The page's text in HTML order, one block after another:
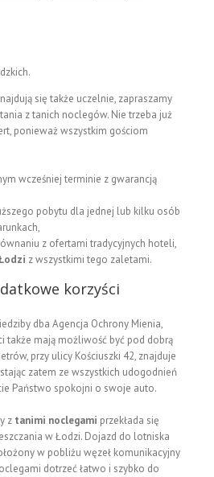
się także uczelnie, zapraszamy
z tanich noclegów. Nie trzeba już
ponieważ wszystkim gościom
wcześniej terminie z gwarancją
pobytu dla jednej lub kilku osób
z ofertami tradycyjnych hoteli,
z wszystkimi tego zaletami.
korzyści
dba Agencja Ochrony Mienia,
także mają możliwość być pod dobrą
przy ulicy Kościuszki 42, znajduje
zatem ze wszystkich udogodnień
Państwo spokojni o swoje auto.
z tanimi noclegami przekłada się
w Łodzi. Dojazd do lotniska
w pobliżu węzeł komunikacyjny
dotrzeć łatwo i szybko do